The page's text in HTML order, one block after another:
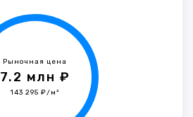
Рыночная цена
7.2 млн ₽
143 295 ₽/м²